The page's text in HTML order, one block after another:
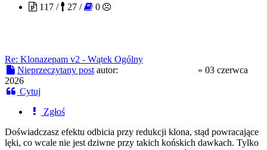
117 /
27 / 0
Re: Klonazepam v2 - Wątek Ogólny
Nieprzeczytany post autor: » 03 czerwca
2026
Cytuj
Zgłoś
Doświadczasz efektu odbicia przy redukcji klona, stąd powracające
lęki, co wcale nie jest dziwne przy takich końskich dawkach. Tylko